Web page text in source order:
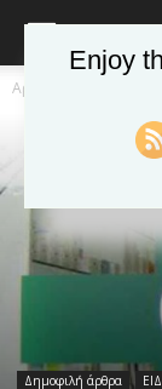
Αρχική
Δημοφιλή άρθρα
Enjoy